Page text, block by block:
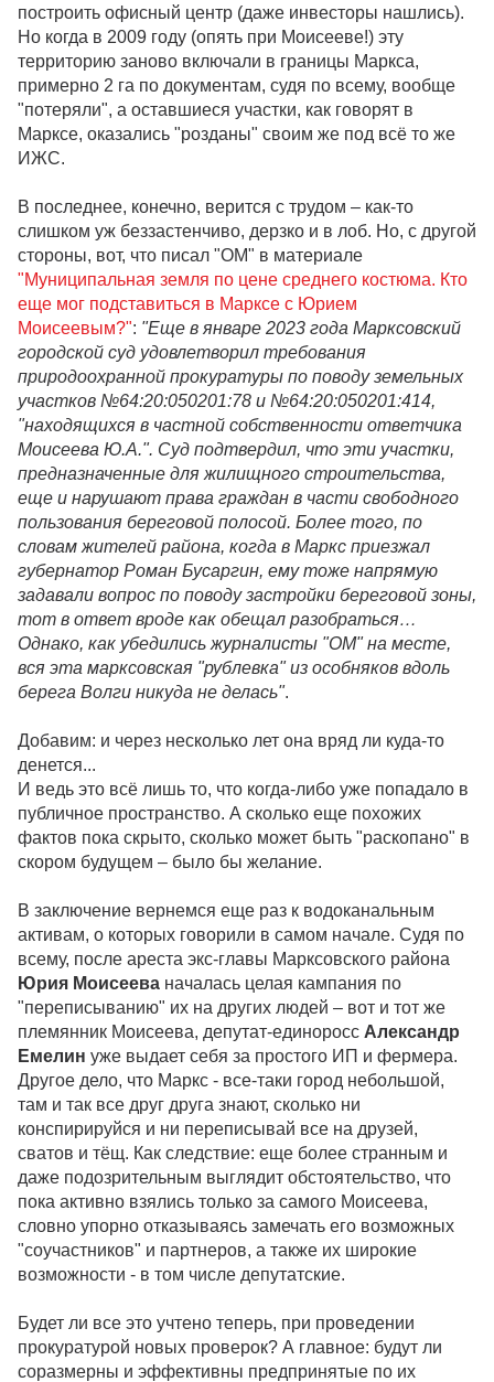
построить офисный центр (даже инвесторы нашлись).
Но когда в 2009 году (опять при Моисееве!) эту
территорию заново включали в границы Маркса,
примерно 2 га по документам, судя по всему, вообще
"потеряли", а оставшиеся участки, как говорят в
Марксе, оказались "розданы" своим же под всё то же
ИЖС.
В последнее, конечно, верится с трудом – как-то
слишком уж беззастенчиво, дерзко и в лоб. Но, с другой
стороны, вот, что писал "ОМ" в материале
"Муниципальная земля по цене среднего костюма. Кто
еще мог подставиться в Марксе с Юрием
Моисеевым?": "Еще в январе 2023 года Марксовский
городской суд удовлетворил требования
природоохранной прокуратуры по поводу земельных
участков №64:20:050201:78 и №64:20:050201:414,
"находящихся в частной собственности ответчика
Моисеева Ю.А.". Суд подтвердил, что эти участки,
предназначенные для жилищного строительства,
еще и нарушают права граждан в части свободного
пользования береговой полосой. Более того, по
словам жителей района, когда в Маркс приезжал
губернатор Роман Бусаргин, ему тоже напрямую
задавали вопрос по поводу застройки береговой зоны,
тот в ответ вроде как обещал разобраться…
Однако, как убедились журналисты "ОМ" на месте,
вся эта марксовская "рублевка" из особняков вдоль
берега Волги никуда не делась".
Добавим: и через несколько лет она вряд ли куда-то
денется...
И ведь это всё лишь то, что когда-либо уже попадало в
публичное пространство. А сколько еще похожих
фактов пока скрыто, сколько может быть "раскопано" в
скором будущем – было бы желание.
В заключение вернемся еще раз к водоканальным
активам, о которых говорили в самом начале. Судя по
всему, после ареста экс-главы Марксовского района
Юрия Моисеева началась целая кампания по
"переписыванию" их на других людей – вот и тот же
племянник Моисеева, депутат-единоросс Александр
Емелин уже выдает себя за простого ИП и фермера.
Другое дело, что Маркс - все-таки город небольшой,
там и так все друг друга знают, сколько ни
конспирируйся и ни переписывай все на друзей,
сватов и тёщ. Как следствие: еще более странным и
даже подозрительным выглядит обстоятельство, что
пока активно взялись только за самого Моисеева,
словно упорно отказываясь замечать его возможных
"соучастников" и партнеров, а также их широкие
возможности - в том числе депутатские.
Будет ли все это учтено теперь, при проведении
прокуратурой новых проверок? А главное: будут ли
соразмерны и эффективны предпринятые по их